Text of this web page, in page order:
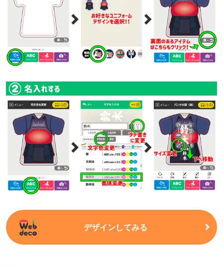
デザインしてみる